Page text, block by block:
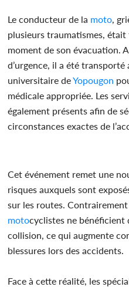
Le conducteur de la moto,
plusieurs traumatismes,
moment de son évacuation.
d’urgence, il a été
universitaire deYopougon
médicale appropriée. Les
également présents afin de
circonstances exactes de
Cet événement remet une
risques auxquels sont
sur les routes.
motocyclistes ne bénéficient
collision, ce qui augmente
blessures lors des accidents.
Face à cette réalité, les